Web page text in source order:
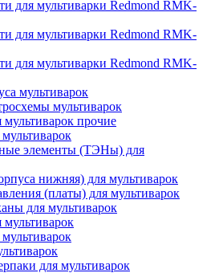
для мультиварки Redmond RMK-
для мультиварки Redmond RMK-
для мультиварки Redmond RMK-
мультиварок
мультиварок
мультиварок прочие
элементы (ТЭНы) для
нижняя) для мультиварок
(платы) для мультиварок
для мультиварок
для мультиварок